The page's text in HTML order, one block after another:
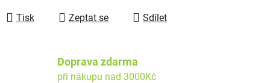
Tisk Zeptat se Sdílet
Doprava zdarma
při nákupu nad 3000Kč